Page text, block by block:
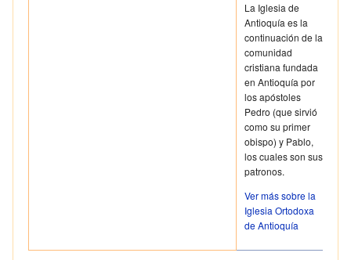
La Iglesia de
Antioquía es la
continuación de la
comunidad
cristiana fundada
en Antioquía por
los apóstoles
Pedro (que sirvió
como su primer
obispo) y Pablo,
los cuales son sus
patronos.
Ver más sobre la
Iglesia Ortodoxa
de Antioquía